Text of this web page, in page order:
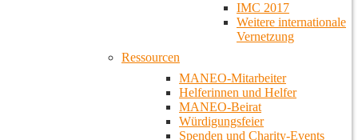
IMC 2017
Weitere internationale
Vernetzung
Ressourcen
MANEO-Mitarbeiter
Helferinnen und Helfer
MANEO-Beirat
Würdigungsfeier
Spenden und Charity-Events